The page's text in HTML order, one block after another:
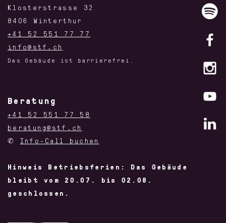
Klosterstrasse 32
8406 Winterthur
+41 52 551 77 77
info@stf.ch
Das Gebäude ist barrierefrei.
Beratung
+41 52 551 77 58
beratung@stf.ch
✆ Info-Call buchen
Hinweis Betriebsferien: Das Gebäude
bleibt vom 20.07. bis 02.08.
geschlossen.